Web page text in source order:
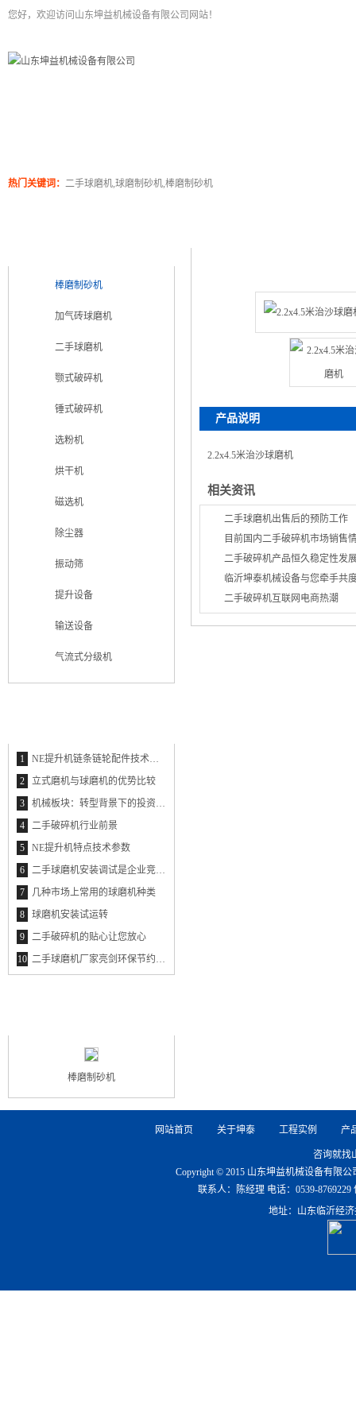
您好，欢迎访问山东坤益机械设备有限公司网站！
热门关键词： 二手球磨机,球磨制砂机,棒磨制砂机
产品说明
2.2x4.5米治沙球磨机
相关资讯
二手球磨机出售后的预防工作
目前国内二手破碎机市场销售
二手破碎机产品恒久稳定性发
临沂坤泰机械设备与您牵手共
二手破碎机互联网电商热潮
棒磨制砂机
加气砖球磨机
二手球磨机
颚式破碎机
锤式破碎机
选粉机
烘干机
磁选机
除尘器
振动筛
提升设备
输送设备
气流式分级机
1
NE提升机链条链轮配件技术参数
2
立式磨机与球磨机的优势比较
3
机械板块：转型背景下的投资新思维
4
二手破碎机行业前景
5
NE提升机特点技术参数
6
二手球磨机安装调试是企业竞争的利器
7
几种市场上常用的球磨机种类
8
球磨机安装试运转
9
二手破碎机的贴心让您放心
10 二手球磨机厂家亮剑环保节约市场
棒磨制砂机
网站首页 关于坤泰 工程实例 产
咨询就找
Copyright © 2015 山东坤益机械设备有限
联系人：陈经理 电话：0539-8769229
地址：山东临沂经